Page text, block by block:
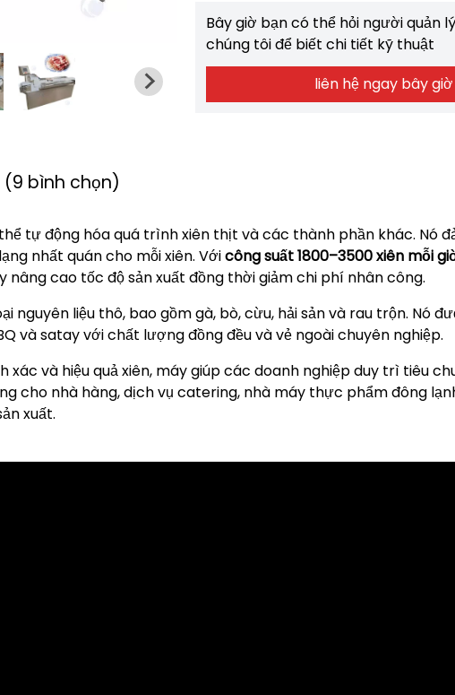
Bây giờ bạn có thể hỏi người quản
chúng tôi để biết chi tiết kỹ thuật
liên hệ ngay bây giờ
bình chọn)
tự động hóa quá trình xiên thịt và các thành phần khác. Nó
nhất quán cho mỗi xiên. Vớicông suất 1800–3500 xiên mỗi
nâng cao tốc độ sản xuất đồng thời giảm chi phí nhân công.
nguyên liệu thô, bao gồm gà, bò, cừu, hải sản và rau trộn. Nó
và satay với chất lượng đồng đều và vẻ ngoài chuyên nghiệp.
xác và hiệu quả xiên, máy giúp các doanh nghiệp duy trì tiêu
cho nhà hàng, dịch vụ catering, nhà máy thực phẩm đông
xuất.